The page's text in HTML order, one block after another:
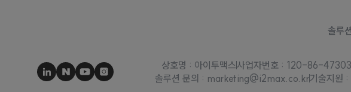
솔루
상호명 : 아이투맥스사업자번호 : 120-86-47303
솔루션 문의 : marketing@i2max.co.kr기술지원